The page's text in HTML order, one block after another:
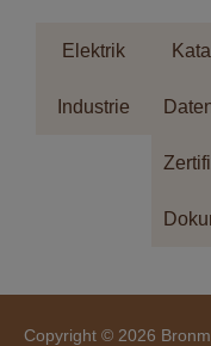
Elektrik
Industrie
Copyright © 2026